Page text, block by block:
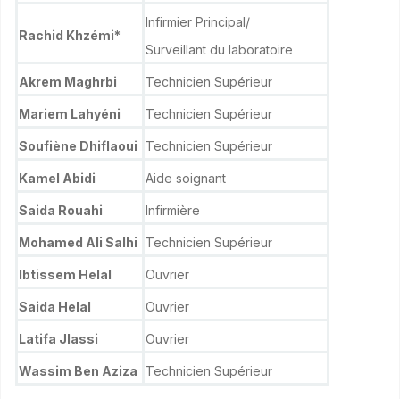
Rachid Khzémi*
Infirmier Principal/
Surveillant du laboratoire
Akrem Maghrbi Technicien Supérieur
Mariem Lahyéni Technicien Supérieur
Soufiène Dhiflaoui Technicien Supérieur
Kamel Abidi Aide soignant
Saida Rouahi Infirmière
Mohamed Ali Salhi Technicien Supérieur
Ibtissem Helal Ouvrier
Saida Helal Ouvrier
Latifa Jlassi Ouvrier
Wassim Ben Aziza Technicien Supérieur